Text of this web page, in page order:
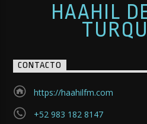
HAAHIL
CONTACTO
https://haahilfm.com
+52 983 182 8147